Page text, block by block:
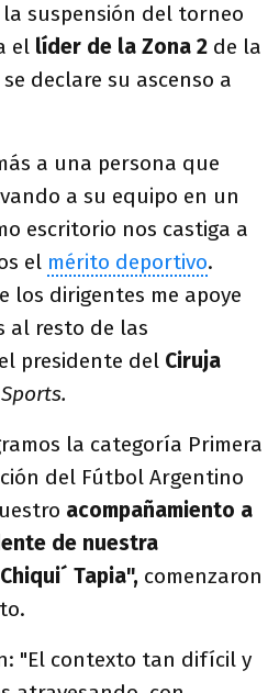
suspensión del torneo
el líder de la Zona 2 de la
declare su ascenso a
a una persona que
a su equipo en un
escritorio nos castiga a
el mérito deportivo.
los dirigentes me apoye
al resto de las
presidente del Ciruja
la categoría Primera
del Fútbol Argentino
acompañamiento a
de nuestra
Tapia", comenzaron
"El contexto tan difícil y